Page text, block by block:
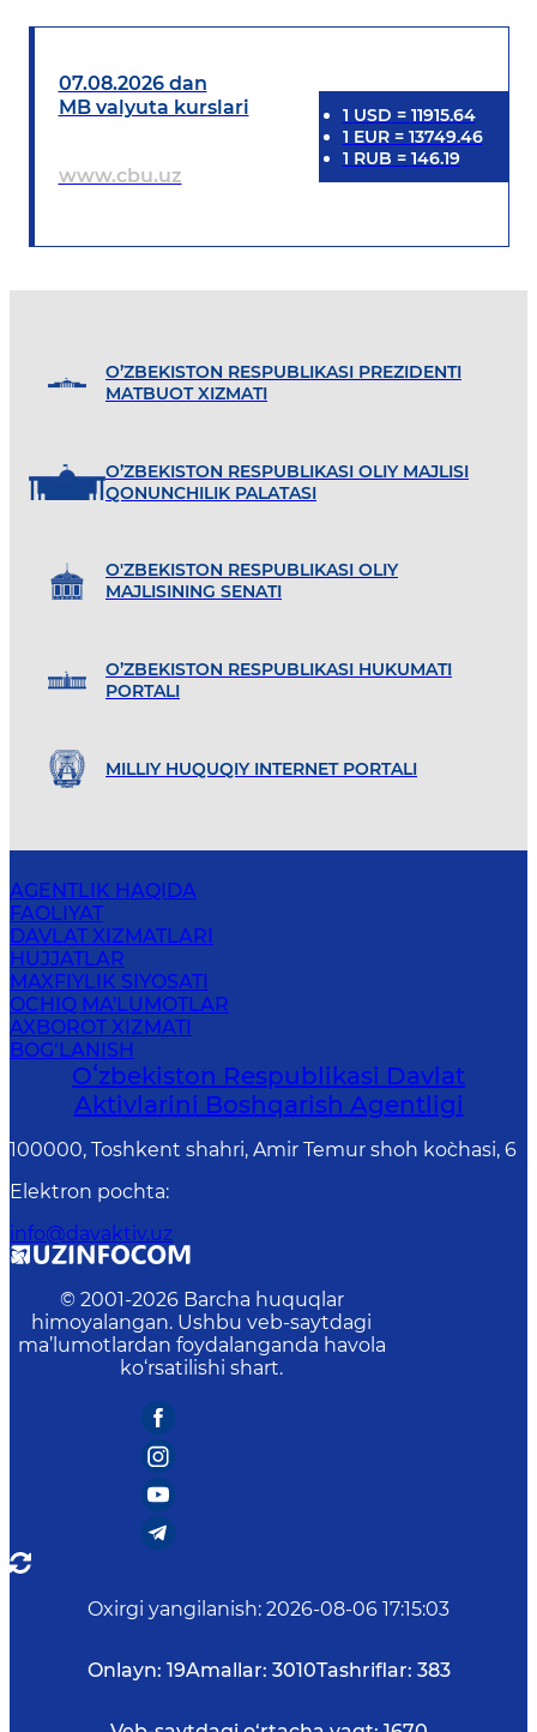
07.08.2026 dan
MB valyuta kurslari
www.cbu.uz
1 USD = 11915.64
1 EUR= 13749.46
1 RUB = 146.19
O’ZBEKISTON RESPUBLIKASI PREZIDENTI
MATBUOT XIZMATI
O’ZBEKISTON RESPUBLIKASI OLIY MAJLISI
QONUNCHILIK PALATASI
O'ZBEKISTON RESPUBLIKASI OLIY
MAJLISINING SENATI
O’ZBEKISTON RESPUBLIKASI HUKUMATI
PORTALI
MILLIY HUQUQIY INTERNET PORTALI
AGENTLIK HAQIDA
FAOLIYAT
DAVLAT XIZMATLARI
HUJJATLAR
MAXFIYLIK SIYOSATI
OCHIQ MA'LUMOTLAR
AXBOROT XIZMATI
BOG‘LANISH
Oʻzbekiston Respublikasi Davlat
Aktivlarini Boshqarish Agentligi
100000, Toshkent shahri, Amir Temur shoh ko`chasi, 6
Elektron pochta:
info@davaktiv.uz
© 2001-2026 Barcha huquqlar
himoyalangan. Ushbu veb-saytdagi
ma’lumotlardan foydalanganda havola
ko‘rsatilishi shart.
Oxirgi yangilanish: 2026-08-06 17:15:03
Onlayn: 19Amallar: 3010Tashriflar: 383